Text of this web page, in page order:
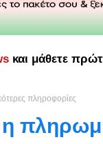
και μάθετε
πληροφορίες